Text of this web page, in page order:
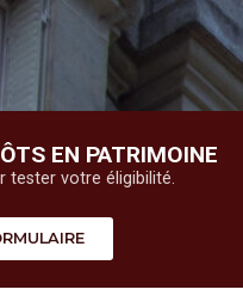
EN PATRIMOINE
tester votre éligibilité.